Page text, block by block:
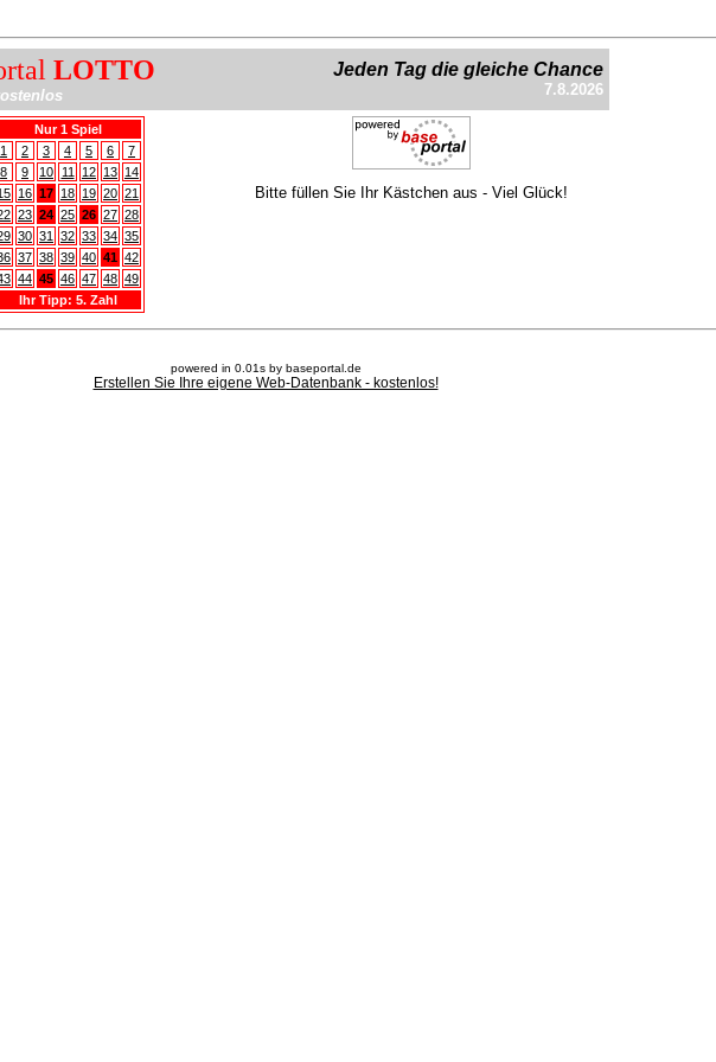
LOTTO Jeden Tag die gleiche Chance
7.8.2026
Nur 1 Spiel
1
2 3 4 5 6
7
8
9 10 11 12 13 14
16 17 18 19 20 21
23 24 25 26 27 28
30 31 32 33 34 35
37 38 39 40 41 42
44 45 46 47 48 49
Ihr Tipp: 5. Zahl
Bitte füllen Sie Ihr Kästchen aus - Viel Glück!
powered in 0.01s by baseportal.de
Erstellen Sie Ihre eigene Web-Datenbank - kostenlos!